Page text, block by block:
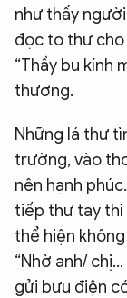
VĂN HÓA - THỂ
BẠN ĐỌC & CAND
eMagazine
Video
Infographic
Chuyên trangAn
Chuyên đề
như thấy
đọc to thư cho
“Thầy bu kính
thương.
Những lá thư
trường, vào
nên hạnh
tiếp thư tay thì
thể hiện
“Nhờ anh/
gửi bưu điện